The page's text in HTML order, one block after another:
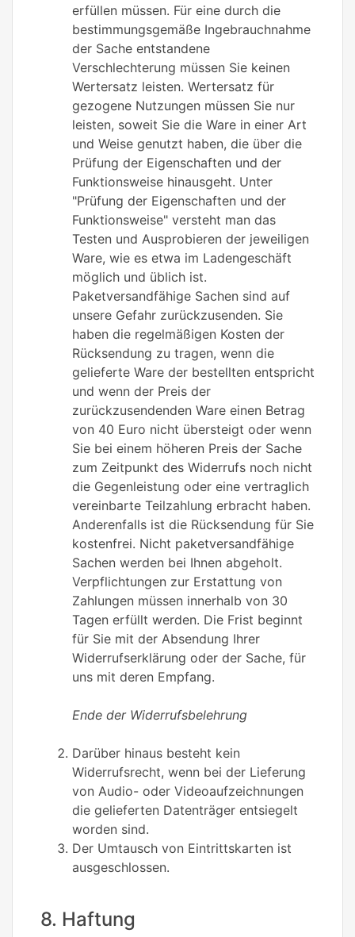
erfüllen müssen. Für eine durch die
bestimmungsgemäße Ingebrauchnahme
der Sache entstandene
Verschlechterung müssen Sie keinen
Wertersatz leisten. Wertersatz für
gezogene Nutzungen müssen Sie nur
leisten, soweit Sie die Ware in einer Art
und Weise genutzt haben, die über die
Prüfung der Eigenschaften und der
Funktionsweise hinausgeht. Unter
"Prüfung der Eigenschaften und der
Funktionsweise" versteht man das
Testen und Ausprobieren der jeweiligen
Ware, wie es etwa im Ladengeschäft
möglich und üblich ist.
Paketversandfähige Sachen sind auf
unsere Gefahr zurückzusenden. Sie
haben die regelmäßigen Kosten der
Rücksendung zu tragen, wenn die
gelieferte Ware der bestellten entspricht
und wenn der Preis der
zurückzusendenden Ware einen Betrag
von 40 Euro nicht übersteigt oder wenn
Sie bei einem höheren Preis der Sache
zum Zeitpunkt des Widerrufs noch nicht
die Gegenleistung oder eine vertraglich
vereinbarte Teilzahlung erbracht haben.
Anderenfalls ist die Rücksendung für Sie
kostenfrei. Nicht paketversandfähige
Sachen werden bei Ihnen abgeholt.
Verpflichtungen zur Erstattung von
Zahlungen müssen innerhalb von 30
Tagen erfüllt werden. Die Frist beginnt
für Sie mit der Absendung Ihrer
Widerrufserklärung oder der Sache, für
uns mit deren Empfang.
Ende der Widerrufsbelehrung
Darüber hinaus besteht kein
Widerrufsrecht, wenn bei der Lieferung
von Audio- oder Videoaufzeichnungen
die gelieferten Datenträger entsiegelt
worden sind.
Der Umtausch von Eintrittskarten ist
ausgeschlossen.
8. Haftung